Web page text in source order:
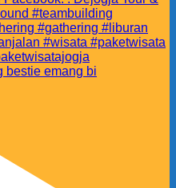
bestie emang bi